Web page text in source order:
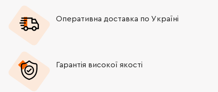
Оперативна доставка по Україні
Гарантія високої якості